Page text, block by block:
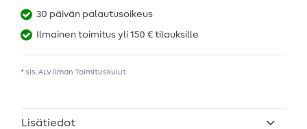
30 päivän palautusoikeus
Ilmainen toimitus yli 150 € tilauksille
* sis. ALV ilman Toimituskulut
Lisätiedot